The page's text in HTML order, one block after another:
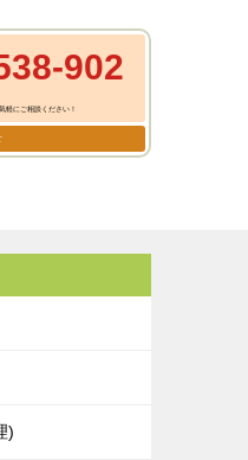
902
軽にご相談ください！
)